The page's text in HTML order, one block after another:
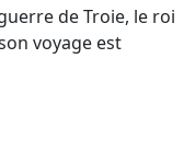
de Troie, le roi
voyage est